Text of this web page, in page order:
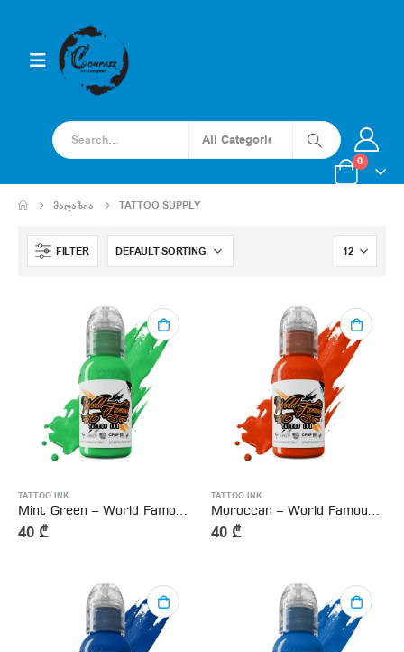
0
ᲛᲐᲦᲐᲖᲘᲐ TATTOO SUPPLY
FILTER
TATTOO INK
Mint Green – World Famous Tattoo Ink
40 ₾
TATTOO INK
Moroccan – World Famous Tattoo Ink
40 ₾